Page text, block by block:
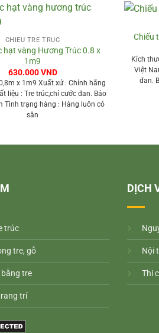
CHIẾU TRE TRÚC
hạt vàng Hương Trúc 0.8 x
1m9
630.000VND
x 1m9 Xuất xứ : Chính hãng
liệu : Tre trúc,chỉ cước đan. Bảo
Tình trạng hàng : Hàng luôn có
sẵn
+
Chiếu
Kích
Việt
đan.
trúc
tre, gỗ
tre
trí
DỊCH
Nội
Thi